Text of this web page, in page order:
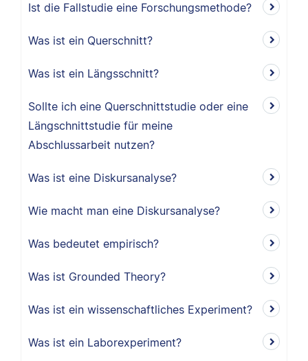
Ist die Fallstudie eine Forschungsmethode?
Was ist ein Querschnitt?
Was ist ein Längsschnitt?
Sollte ich eine Querschnittstudie oder eine
Längschnittstudie für meine
Abschlussarbeit nutzen?
Was ist eine Diskursanalyse?
Wie macht man eine Diskursanalyse?
Was bedeutet empirisch?
Was ist Grounded Theory?
Was ist ein wissenschaftliches Experiment?
Was ist ein Laborexperiment?